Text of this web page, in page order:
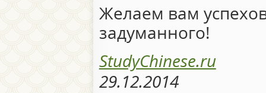
Желаем вам
задуманного!
StudyChinese.ru
29.12.2014